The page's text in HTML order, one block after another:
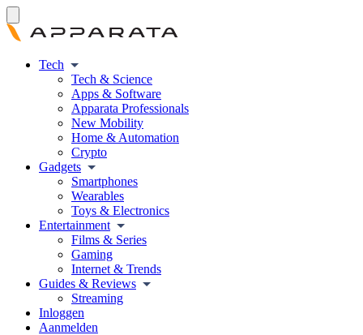
Tech
Tech & Science
Apps & Software
Apparata Professionals
New Mobility
Home & Automation
Crypto
Gadgets
Smartphones
Wearables
Toys & Electronics
Entertainment
Films & Series
Gaming
Internet & Trends
Guides & Reviews
Streaming
Inloggen
Aanmelden